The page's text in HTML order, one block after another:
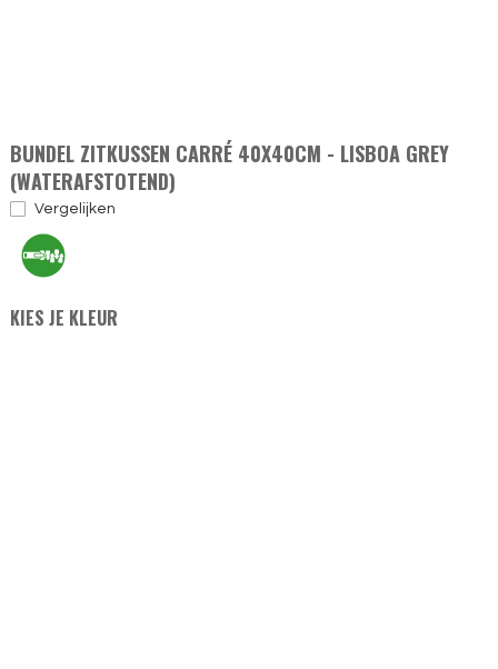
BUNDEL ZITKUSSEN CARRÉ 40X40CM - LISBOA GREY
(WATERAFSTOTEND)
Vergelijken
KIES JE KLEUR